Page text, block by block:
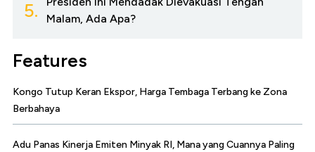
5.
Malam, Ada Apa?
Features
Kongo Tutup Keran Ekspor, Harga Tembaga Terbang ke Zona
Berbahaya
Adu Panas Kinerja Emiten Minyak RI, Mana yang Cuannya Paling